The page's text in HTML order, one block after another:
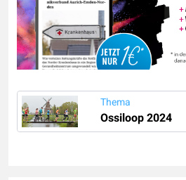
Thema
Ossiloop 2024